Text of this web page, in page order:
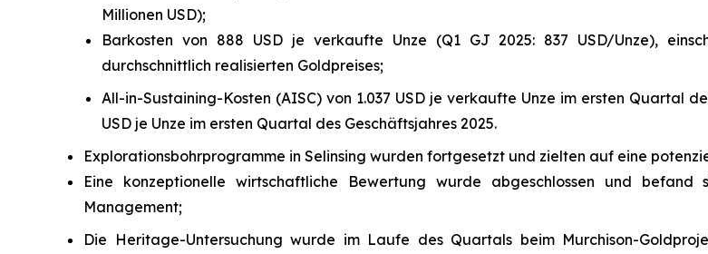
Millionen USD);
Barkosten von 888 USD je verkaufte Unze (Q1 GJ 2025: 837 USD/Unze),
durchschnittlich realisierten Goldpreises;
All-in-Sustaining-Kosten (AISC) von 1.037 USD je verkaufte Unze im ersten Quartal
USD je Unze im ersten Quartal des Geschäftsjahres 2025.
Explorationsbohrprogramme in Selinsing wurden fortgesetzt und zielten auf eine
Eine konzeptionelle wirtschaftliche Bewertung wurde abgeschlossen und
Management;
Die Heritage-Untersuchung wurde im Laufe des Quartals beim Murchison-